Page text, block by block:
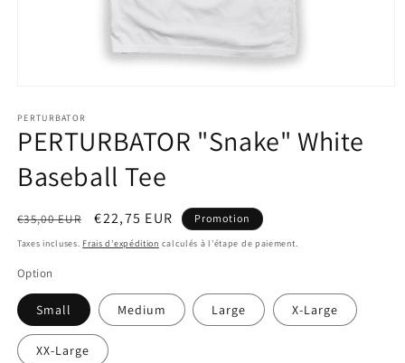
média
1
dans
fenêtre
modale
PERTURBATOR
PERTURBATOR "Snake" White
Baseball Tee
Prix
habituel
€35,00 EUR
Prix
promotionnel
€22,75 EUR Promotion
Taxes incluses. Frais d'expédition calculés à l'étape de paiement.
Option
Small Medium Large X-Large
XX-Large